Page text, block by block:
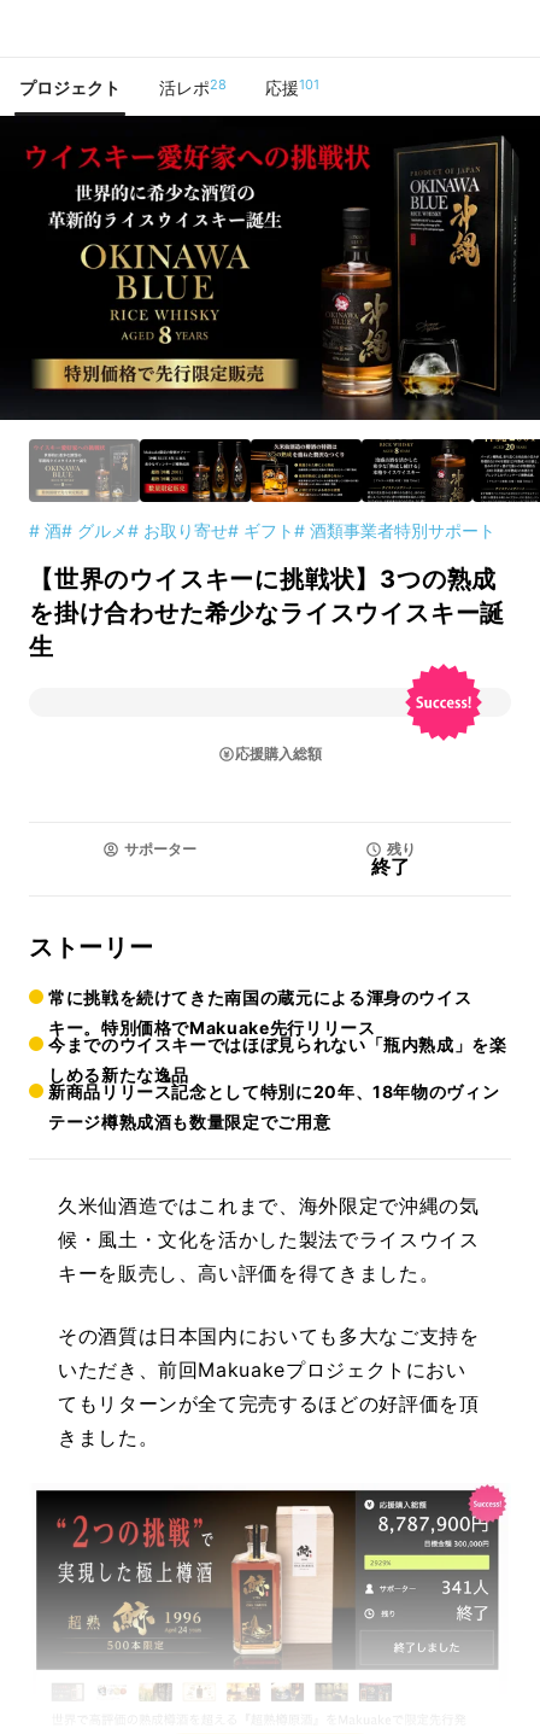
プロジェクト 活レポ28 応援101
# 酒# グルメ# お取り寄せ# ギフト# 酒類事業者特別サポート
【世界のウイスキーに挑戦状】3つの熟成
を掛け合わせた希少なライスウイスキー誕
生
応援購入総額
サポーター 残り
終了
ストーリー
常に挑戦を続けてきた南国の蔵元による渾身のウイス
キー。特別価格でMakuake先行リリース
今までのウイスキーではほぼ見られない「瓶内熟成」を楽
しめる新たな逸品
新商品リリース記念として特別に20年、18年物のヴィン
テージ樽熟成酒も数量限定でご用意
久米仙酒造ではこれまで、海外限定で沖縄の気
候・風土・文化を活かした製法でライスウイス
キーを販売し、高い評価を得てきました。
その酒質は日本国内においても多大なご支持を
いただき、前回Makuakeプロジェクトにおい
てもリターンが全て完売するほどの好評価を頂
きました。